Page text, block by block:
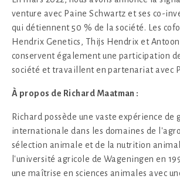
venture avec Paine Schwartz et ses co-
qui détiennent 50 % de la société. Les
Hendrix Genetics, Thijs Hendrix et
conservent également une participation
société et travaillent en partenariat avec
À propos de Richard Maatman :
Richard possède une vaste expérience de
internationale dans les domaines de
sélection animale et de la nutrition
l'université agricole de Wageningen en
une maîtrise en sciences animales avec